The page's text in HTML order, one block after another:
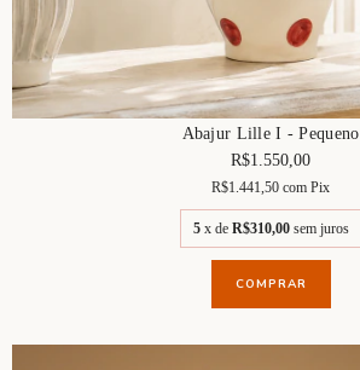
Abajur Lille I - Pequeno
R$1.550,00
R$1.441,50 com Pix
5 x de R$310,00 sem juros
COMPRAR